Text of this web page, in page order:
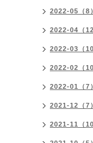
2022-05（8）
2022-04（12
2022-03（10
2022-02（10
2022-01（7）
2021-12（7）
2021-11（10